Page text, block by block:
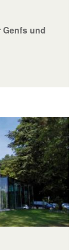
und